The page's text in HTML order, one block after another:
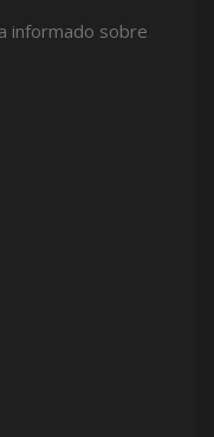
informado sobre